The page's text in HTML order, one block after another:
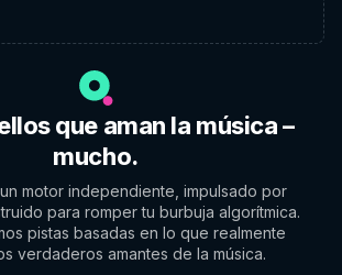
que aman la música –
mucho.
motor independiente, impulsado por
para romper tu burbuja algorítmica.
pistas basadas en lo que realmente
verdaderos amantes de la música.